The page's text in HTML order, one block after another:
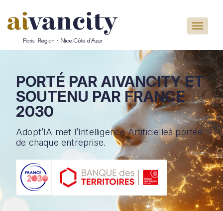
PORTÉ PAR AIVANCITYET
SOUTENU PAR FRANCE
2030
Adopt’IA met l’Intelligence Artificielleà portée
de chaque entreprise.